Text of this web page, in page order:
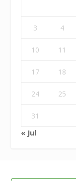
3 4
10 11
17 18
24 25
31
« Jul